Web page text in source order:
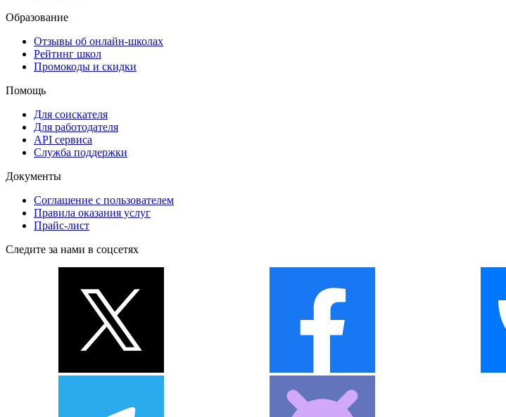
Образование
Отзывы об онлайн-школах
Рейтинг школ
Промокоды и скидки
Помощь
Для соискателя
Для работодателя
API сервиса
Служба поддержки
Документы
Соглашение с пользователем
Правила оказания услуг
Прайс-лист
Следите за нами в соцсетях